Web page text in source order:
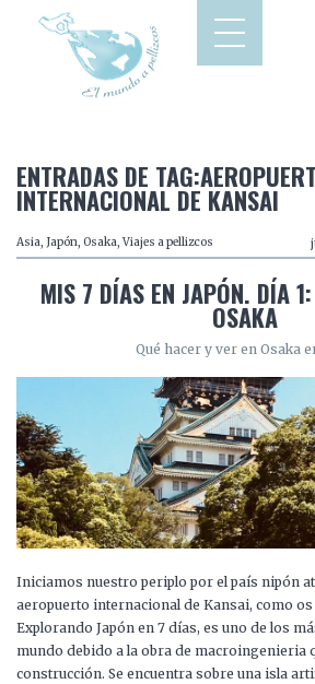
ENTRADAS DE
INTERNACIONAL DE KANSAI
Asia, Japón, Osaka, Viajes a pellizcos
MIS 7 DÍAS EN JAPÓN. DÍA
OSAKA
Qué hacer y ver en Osaka
Iniciamos nuestro periplo por el país nipón
aeropuerto internacional de Kansai, como os
Explorando Japón en 7 días, es uno de los
mundo debido a la obra de macroingenieria
construcción. Se encuentra sobre una isla